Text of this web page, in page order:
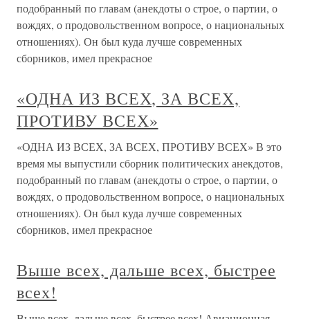
подобранный по главам (анекдоты о строе, о партии, о
вождях, о продовольственном вопросе, о национальных
отношениях). Он был куда лучше современных
сборников, имел прекрасное
«ОДНА ИЗ ВСЕХ, ЗА ВСЕХ,
ПРОТИВУ ВСЕХ»
«ОДНА ИЗ ВСЕХ, ЗА ВСЕХ, ПРОТИВУ ВСЕХ» В это
время мы выпустили сборник политических анекдотов,
подобранный по главам (анекдоты о строе, о партии, о
вождях, о продовольственном вопросе, о национальных
отношениях). Он был куда лучше современных
сборников, имел прекрасное
Выше всех, дальше всех, быстрее
всех!